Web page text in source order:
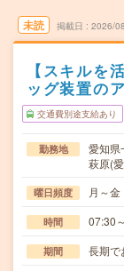
未読 掲載日 2026/
【スキルを
ッグ装置の
交通費別途支給あり
勤務地
愛知県
萩原(
曜日頻度 月～金
時間 07:30
期間 長期で